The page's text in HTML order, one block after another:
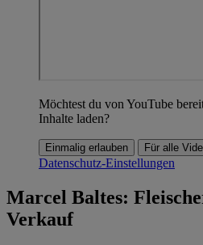
Möchtest du von YouTube
Inhalte laden?
Einmalig erlauben Für alle
Datenschutz-Einstellungen
Marcel Baltes:
Verkauf